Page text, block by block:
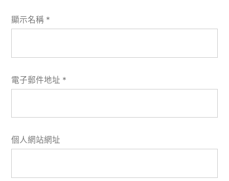
顯示名稱 *
電子郵件地址 *
個人網站網址